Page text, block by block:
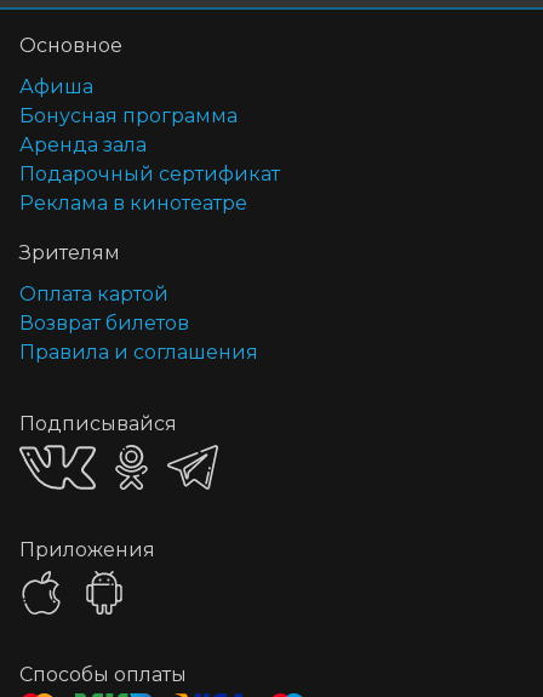
Основное
Афиша
Бонусная программа
Аренда зала
Подарочный сертификат
Реклама в кинотеатре
Зрителям
Оплата картой
Возврат билетов
Правила и соглашения
Подписывайся
Приложения
Способы оплаты